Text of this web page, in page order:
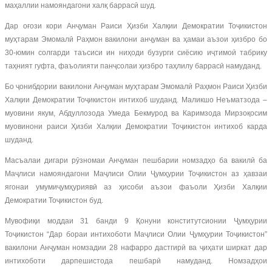
маҳаллии намояндагони халқ баррасӣ шуд.
Дар оғози кори Анҷуман Раиси Ҳизби Халқии Демократии Тоҷикистон
муҳтарам Эмомалӣ Раҳмон вакилони анҷуман ва ҳамаи аъзои ҳизбро бо
30-юмин солгарди таъсиси ин ниҳоди бузурги сиёсию иҷтимоӣ табрику
таҳният гуфта, фаъолияти панҷсолаи ҳизбро таҳлилу баррасӣ намуданд.
Бо ҷонибдории вакилони Анҷуман муҳтарам Эмомалӣ Раҳмон Раиси Ҳизби
Халқии Демократии Тоҷикистон интихоб шуданд. Маликшо Неъматзода –
муовини якум, Абдуллозода Умеда Бекмурод ва Каримзода Мирзоқосим
муовинони раиси Ҳизби Халқии Демократии Тоҷикистон интихоб карда
шуданд.
Масъалаи дигари рӯзномаи Анҷуман пешбарии номзадҳо ба вакилӣ ба
Маҷлиси намояндагони Маҷлиси Олии Ҷумҳурии Тоҷикистон аз ҳавзаи
ягонаи умумиҷумҳуриявӣ аз ҳисоби аъзои фаъоли Ҳизби Халқии
Демократии Тоҷикистон буд.
Мувофиқи моддаи 31 банди 9 Қонуни конститутсионии Ҷумҳурии
Тоҷикистон “Дар бораи интихоботи Маҷлиси Олии Ҷумҳурии Тоҷикистон”
вакилони Анҷуман номзадии 28 нафарро дастгирӣ ва ҷиҳати ширкат дар
интихоботи дарпешистода пешбарӣ намуданд. Номзадҳои